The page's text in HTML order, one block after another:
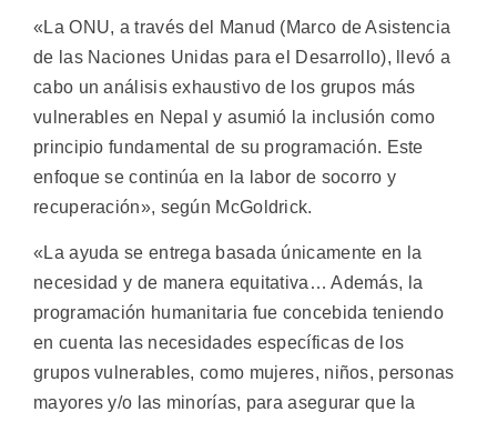
«La ONU, a través del Manud (Marco de Asistencia
de las Naciones Unidas para el Desarrollo), llevó a
cabo un análisis exhaustivo de los grupos más
vulnerables en Nepal y asumió la inclusión como
principio fundamental de su programación. Este
enfoque se continúa en la labor de socorro y
recuperación», según McGoldrick.
«La ayuda se entrega basada únicamente en la
necesidad y de manera equitativa… Además, la
programación humanitaria fue concebida teniendo
en cuenta las necesidades específicas de los
grupos vulnerables, como mujeres, niños, personas
mayores y/o las minorías, para asegurar que la